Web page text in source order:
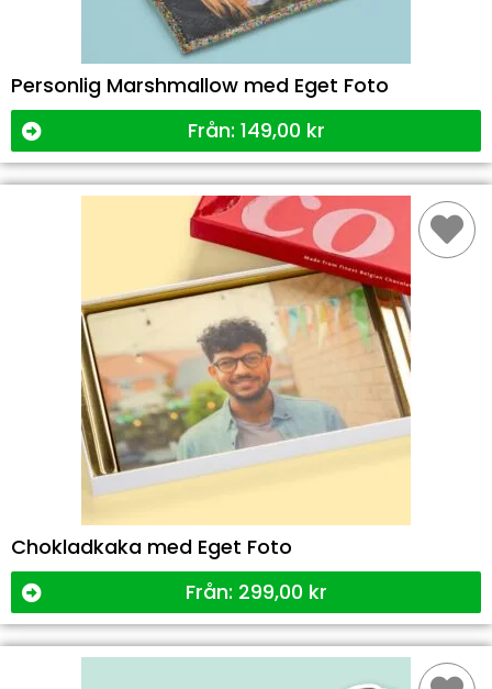
Personlig Marshmallow med Eget Foto
Från: 149,00 kr
Chokladkaka med Eget Foto
Från: 299,00 kr